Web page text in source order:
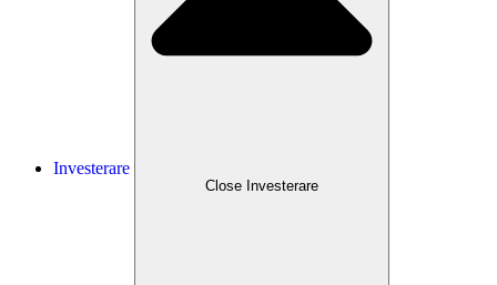
Investerare
Close Investerare